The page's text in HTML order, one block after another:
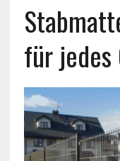
für jedes